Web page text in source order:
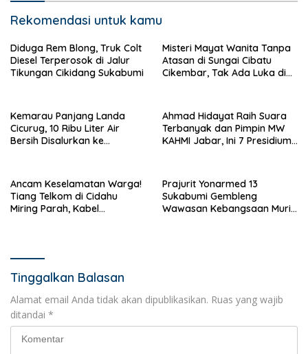
Rekomendasi untuk kamu
Diduga Rem Blong, Truk Colt
Diesel Terperosok di Jalur
Tikungan Cikidang Sukabumi
Misteri Mayat Wanita Tanpa
Atasan di Sungai Cibatu
Cikembar, Tak Ada Luka di
Kemarau Panjang Landa
Cicurug, 10 Ribu Liter Air
Bersih Disalurkan ke
Ahmad Hidayat Raih Suara
Terbanyak dan Pimpin MW
KAHMI Jabar, Ini 7 Presidium
Ancam Keselamatan Warga!
Tiang Telkom di Cidahu
Miring Parah, Kabel
Prajurit Yonarmed 13
Sukabumi Gembleng
Wawasan Kebangsaan Murid
Tinggalkan Balasan
Alamat email Anda tidak akan dipublikasikan. Ruas yang wajib
ditandai *